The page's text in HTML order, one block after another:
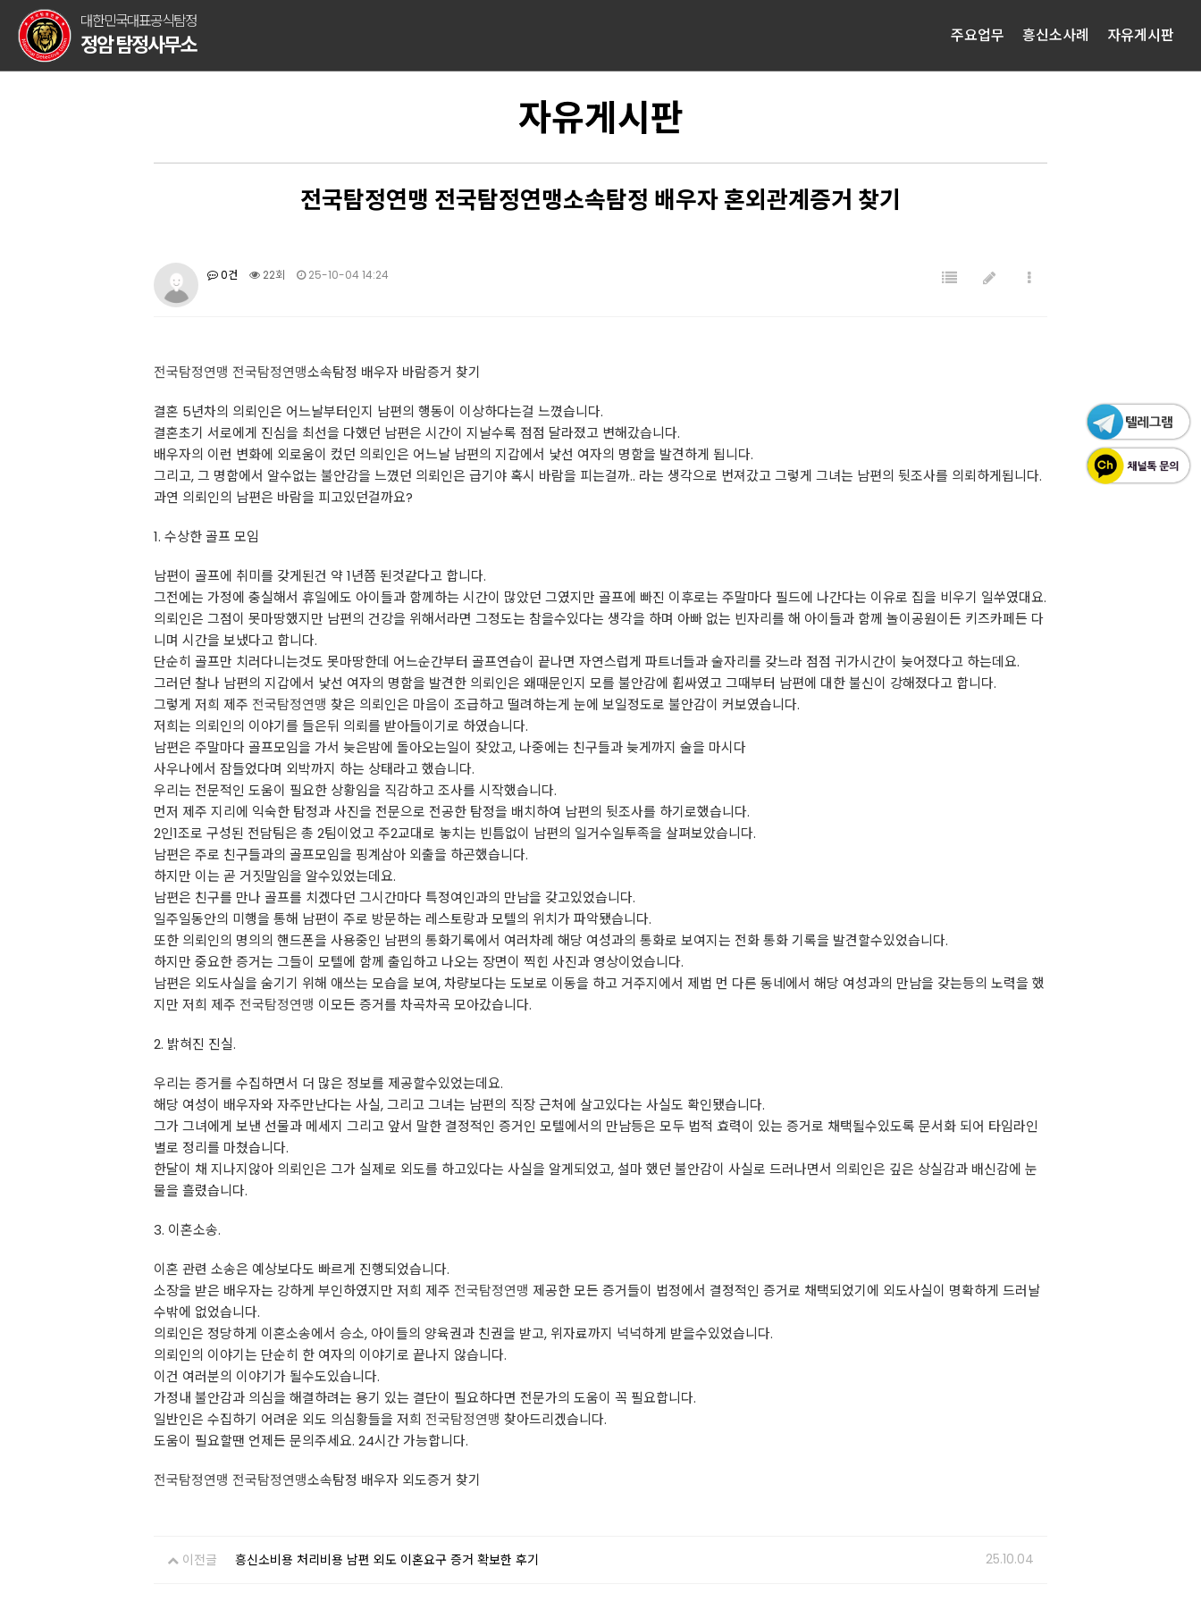
대한민국대표공식탐정
정암 탐정사무소 주요업무 흥신소사례 자유게시판
자유게시판
전국탐정연맹 전국탐정연맹소속탐정 배우자 혼외관계증거 찾기
0건 22회 25-10-04 14:24
전국탐정연맹 전국탐정연맹소속탐정 배우자 바람증거 찾기
결혼 5년차의 의뢰인은 어느날부터인지 남편의 행동이 이상하다는걸 느꼈습니다.
결혼초기 서로에게 진심을 최선을 다했던 남편은 시간이 지날수록 점점 달라졌고 변해갔습니다.
배우자의 이런 변화에 외로움이 컸던 의뢰인은 어느날 남편의 지갑에서 낯선 여자의 명함을 발견하게 됩니다.
그리고, 그 명함에서 알수없는 불안감을 느꼈던 의뢰인은 급기야 혹시 바람을 피는걸까.. 라는 생각으로 번져갔고 그렇게 그녀는 남편의 뒷조사를 의뢰하게됩니다.
과연 의뢰인의 남편은 바람을 피고있던걸까요?
1. 수상한 골프 모임
남편이 골프에 취미를 갖게된건 약 1년쯤 된것같다고 합니다.
그전에는 가정에 충실해서 휴일에도 아이들과 함께하는 시간이 많았던 그였지만 골프에 빠진 이후로는 주말마다 필드에 나간다는 이유로 집을 비우기 일쑤였대요.
의뢰인은 그점이 못마땅했지만 남편의 건강을 위해서라면 그정도는 참을수있다는 생각을 하며 아빠 없는 빈자리를 해 아이들과 함께 놀이공원이든 키즈카페든 다
니며 시간을 보냈다고 합니다.
단순히 골프만 치러다니는것도 못마땅한데 어느순간부터 골프연습이 끝나면 자연스럽게 파트너들과 술자리를 갖느라 점점 귀가시간이 늦어졌다고 하는데요.
그러던 찰나 남편의 지갑에서 낯선 여자의 명함을 발견한 의뢰인은 왜때문인지 모를 불안감에 휩싸였고 그때부터 남편에 대한 불신이 강해졌다고 합니다.
그렇게 저희 제주 전국탐정연맹 찾은 의뢰인은 마음이 조급하고 떨려하는게 눈에 보일정도로 불안감이 커보였습니다.
저희는 의뢰인의 이야기를 들은뒤 의뢰를 받아들이기로 하였습니다.
남편은 주말마다 골프모임을 가서 늦은밤에 돌아오는일이 잦았고, 나중에는 친구들과 늦게까지 술을 마시다
사우나에서 잠들었다며 외박까지 하는 상태라고 했습니다.
우리는 전문적인 도움이 필요한 상황임을 직감하고 조사를 시작했습니다.
먼저 제주 지리에 익숙한 탐정과 사진을 전문으로 전공한 탐정을 배치하여 남편의 뒷조사를 하기로했습니다.
2인1조로 구성된 전담팀은 총 2팀이었고 주2교대로 놓치는 빈틈없이 남편의 일거수일투족을 살펴보았습니다.
남편은 주로 친구들과의 골프모임을 핑계삼아 외출을 하곤했습니다.
하지만 이는 곧 거짓말임을 알수있었는데요.
남편은 친구를 만나 골프를 치겠다던 그시간마다 특정여인과의 만남을 갖고있었습니다.
일주일동안의 미행을 통해 남편이 주로 방문하는 레스토랑과 모텔의 위치가 파악됐습니다.
또한 의뢰인의 명의의 핸드폰을 사용중인 남편의 통화기록에서 여러차례 해당 여성과의 통화로 보여지는 전화 통화 기록을 발견할수있었습니다.
하지만 중요한 증거는 그들이 모텔에 함께 출입하고 나오는 장면이 찍힌 사진과 영상이었습니다.
남편은 외도사실을 숨기기 위해 애쓰는 모습을 보여, 차량보다는 도보로 이동을 하고 거주지에서 제법 먼 다른 동네에서 해당 여성과의 만남을 갖는등의 노력을 했
지만 저희 제주 전국탐정연맹 이모든 증거를 차곡차곡 모아갔습니다.
2. 밝혀진 진실.
우리는 증거를 수집하면서 더 많은 정보를 제공할수있었는데요.
해당 여성이 배우자와 자주만난다는 사실, 그리고 그녀는 남편의 직장 근처에 살고있다는 사실도 확인됐습니다.
그가 그녀에게 보낸 선물과 메세지 그리고 앞서 말한 결정적인 증거인 모텔에서의 만남등은 모두 법적 효력이 있는 증거로 채택될수있도록 문서화 되어 타임라인
별로 정리를 마쳤습니다.
한달이 채 지나지않아 의뢰인은 그가 실제로 외도를 하고있다는 사실을 알게되었고, 설마 했던 불안감이 사실로 드러나면서 의뢰인은 깊은 상실감과 배신감에 눈
물을 흘렸습니다.
3. 이혼소송.
이혼 관련 소송은 예상보다도 빠르게 진행되었습니다.
소장을 받은 배우자는 강하게 부인하였지만 저희 제주 전국탐정연맹 제공한 모든 증거들이 법정에서 결정적인 증거로 채택되었기에 외도사실이 명확하게 드러날
수밖에 없었습니다.
의뢰인은 정당하게 이혼소송에서 승소, 아이들의 양육권과 친권을 받고, 위자료까지 넉넉하게 받을수있었습니다.
의뢰인의 이야기는 단순히 한 여자의 이야기로 끝나지 않습니다.
이건 여러분의 이야기가 될수도있습니다.
가정내 불안감과 의심을 해결하려는 용기 있는 결단이 필요하다면 전문가의 도움이 꼭 필요합니다.
일반인은 수집하기 어려운 외도 의심황들을 저희 전국탐정연맹 찾아드리겠습니다.
도움이 필요할땐 언제든 문의주세요. 24시간 가능합니다.
전국탐정연맹 전국탐정연맹소속탐정 배우자 외도증거 찾기
이전글 흥신소비용 처리비용 남편 외도 이혼요구 증거 확보한 후기 25.10.04